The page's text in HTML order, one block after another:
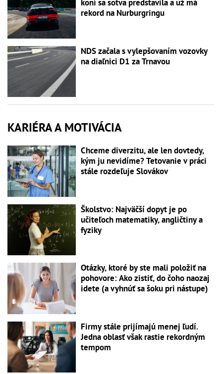
koní sa sotva predstavila a už má
rekord na Nurburgringu
NDS začala s vylepšovaním vozovky
na diaľnici D1 za Trnavou
KARIÉRA A MOTIVÁCIA
Chceme diverzitu, ale len dovtedy,
kým ju nevidíme? Tetovanie v práci
stále rozdeľuje Slovákov
Školstvo: Najväčší dopyt je po
učiteľoch matematiky, angličtiny a
fyziky
Otázky, ktoré by ste mali položiť na
pohovore: Ako zistiť, do čoho naozaj
idete (a vyhnúť sa šoku pri nástupe)
Firmy stále prijímajú menej ľudí.
Jedna oblasť však rastie rekordným
tempom